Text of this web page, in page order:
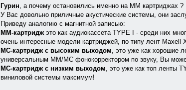
Гурин, а почему остановились именно на ММ картриджах ?
У Вас довольно приличные акустические системы, они
Приведу аналогию с магнитной записью:
MM-картриджэто как аудиокассета TYPE I - среди них
очень интересные модели картриджей, по типу лент
MС-картридж с высоким выходом, это уже как хорошие
универсальным MM/MC фонокорректором по звуку, Вы
MС-картридж с низким выходом, это уже как топ ленты
виниловой системы максимум!